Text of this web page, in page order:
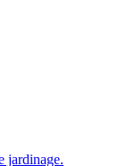
jardinage.